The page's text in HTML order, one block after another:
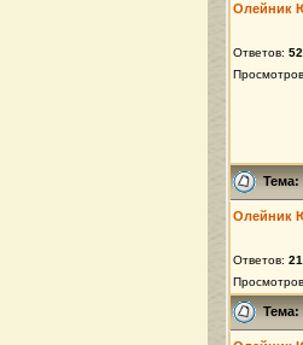
Олейник
Ответов:
Тема:
Олейник
Ответов:
Тема: